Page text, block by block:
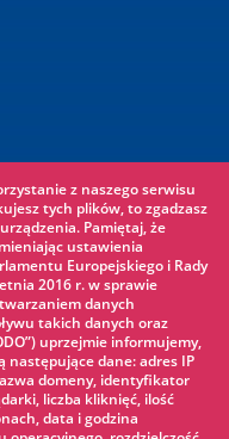
z naszego serwisu
tych plików, to zgadzasz
Pamiętaj, że
ustawienia
Europejskiego i Rady
2016 r. w sprawie
danych
takich danych oraz
uprzejmie informujemy,
następujące dane: adres IP
domeny, identyfikator
liczba kliknięć, ilość
data i godzina